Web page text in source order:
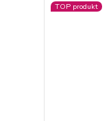
TOP produkt